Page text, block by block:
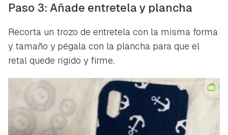
Paso 3: Añade entretela y plancha
Recorta un trozo de entretela con la misma forma
y tamaño y pégala con la plancha para que el
retal quede rígido y firme.